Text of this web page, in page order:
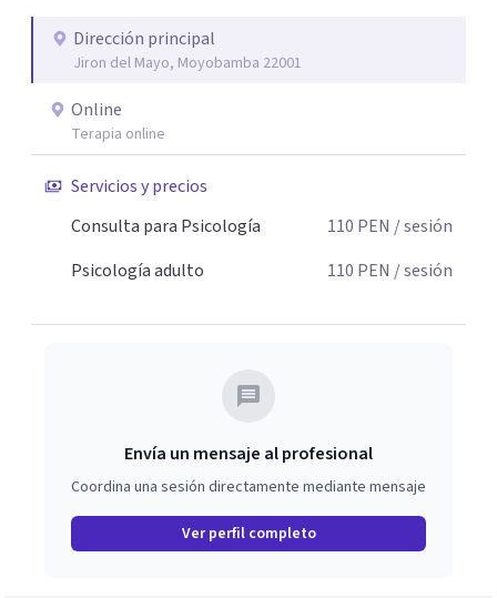
Dirección principal
Jiron del Mayo, Moyobamba 22001
Online
Terapia online
Servicios y precios
Consulta para Psicología
110 PEN / sesión
Psicología adulto
110 PEN / sesión
Envía un mensaje al profesional
Coordina una sesión directamente mediante mensaje
Ver perfil completo